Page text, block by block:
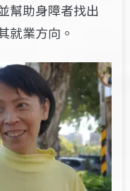
幫助身障者找出
就業方向。